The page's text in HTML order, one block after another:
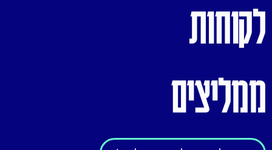
לקוחות
ממליצים